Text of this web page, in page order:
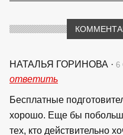
НАТАЛЬЯ ГОРИНОВА · 6
ответить
Бесплатные
хорошо. Еще бы
тех, кто действительно